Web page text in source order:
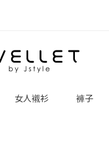
女人襯衫 褲子